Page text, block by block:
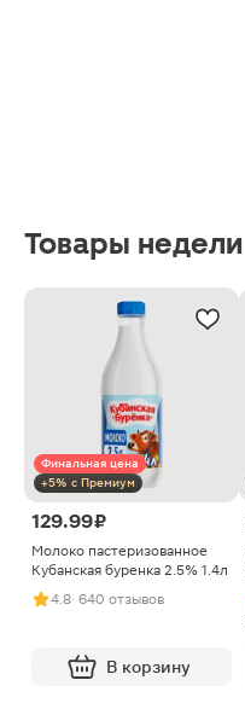
Товары недели
Финальная цена
+5% с Премиум
129.99 ₽
Молоко пастеризованное
Кубанская буренка 2.5% 1.4л
4.8· 640 отзывов
В корзину